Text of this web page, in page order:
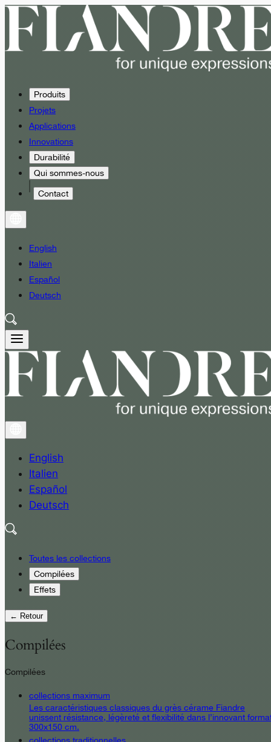
Produits
Projets
Applications
Innovations
Durabilité
Qui sommes-nous
Contact
English
Italien
Español
Deutsch
English
Italien
Español
Deutsch
Toutes les collections
Compilées
Effets
← Retour
Compilées
Compilées
collections maximum
Les caractéristiques classiques du grès cérame Fiandre
unissent résistance, légèreté et flexibilité dans l’innovant
300x150 cm.